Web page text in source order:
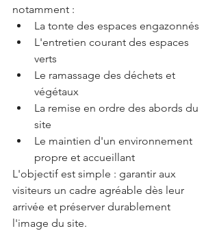
notamment :
La tonte des espaces engazonnés
L'entretien courant des espaces
verts
Le ramassage des déchets et
végétaux
La remise en ordre des abords du
site
Le maintien d'un environnement
propre et accueillant
L'objectif est simple : garantir aux
visiteurs un cadre agréable dès leur
arrivée et préserver durablement
l'image du site.